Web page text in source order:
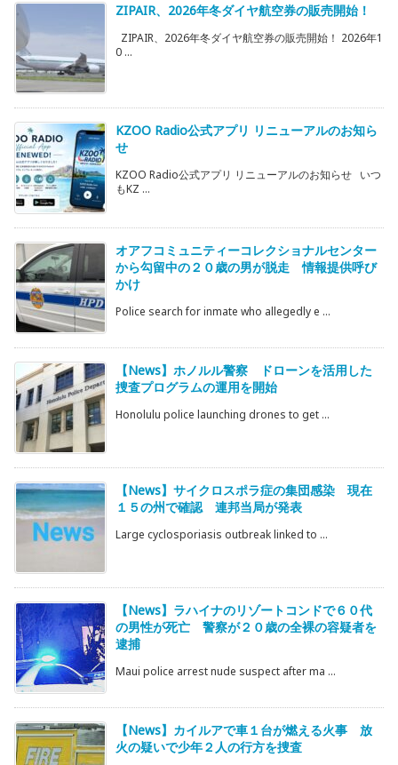
ZIPAIR、2026年冬ダイヤ航空券の販売開始！
ZIPAIR、2026年冬ダイヤ航空券の販売開始！ 2026年1
0 ...
KZOO Radio公式アプリ リニューアルのお知ら
せ
KZOO Radio公式アプリ リニューアルのお知らせ いつ
もKZ ...
オアフコミュニティーコレクショナルセンター
から勾留中の２０歳の男が脱走 情報提供呼び
かけ
Police search for inmate who allegedly e ...
【News】ホノルル警察 ドローンを活用した
捜査プログラムの運用を開始
Honolulu police launching drones to get ...
【News】サイクロスポラ症の集団感染 現在
１５の州で確認 連邦当局が発表
Large cyclosporiasis outbreak linked to ...
【News】ラハイナのリゾートコンドで６０代
の男性が死亡 警察が２０歳の全裸の容疑者を
逮捕
Maui police arrest nude suspect after ma ...
【News】カイルアで車１台が燃える火事 放
火の疑いで少年２人の行方を捜査